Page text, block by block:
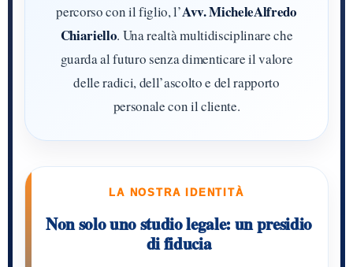
percorso con il figlio, l’Avv. MicheleAlfredo
Chiariello. Una realtà multidisciplinare che
guarda al futuro senza dimenticare il valore
delle radici, dell’ascolto e del rapporto
personale con il cliente.
LA NOSTRA IDENTITÀ
Non solo uno studio legale: un presidio
di fiducia